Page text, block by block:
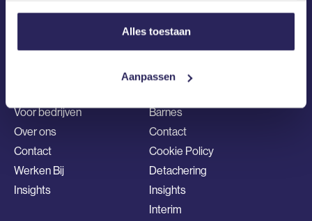
Alles toestaan
Aanpassen
Voor bedrijven
Over ons
Contact
Werken Bij
Insights
Algemene voorwaarden
Barnes
Contact
Cookie Policy
Detachering
Insights
Interim